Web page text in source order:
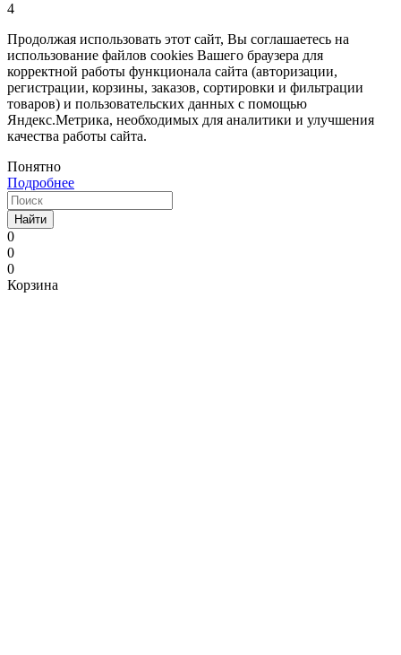
4
Продолжая использовать этот сайт, Вы соглашаетесь на
использование файлов cookies Вашего браузера для
корректной работы функционала сайта (авторизации,
регистрации, корзины, заказов, сортировки и фильтрации
товаров) и пользовательских данных с помощью
Яндекс.Метрика, необходимых для аналитики и улучшения
качества работы сайта.
Понятно
Подробнее
Найти
0
0
0
Корзина